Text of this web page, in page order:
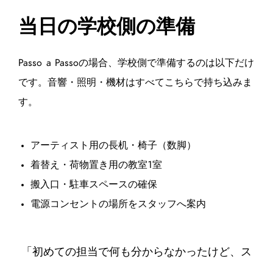
当日の学校側の準備
Passo a Passoの場合、学校側で準備するのは以下だけ
です。音響・照明・機材はすべてこちらで持ち込みま
す。
アーティスト用の長机・椅子（数脚）
着替え・荷物置き用の教室1室
搬入口・駐車スペースの確保
電源コンセントの場所をスタッフへ案内
「初めての担当で何も分からなかったけど、ス